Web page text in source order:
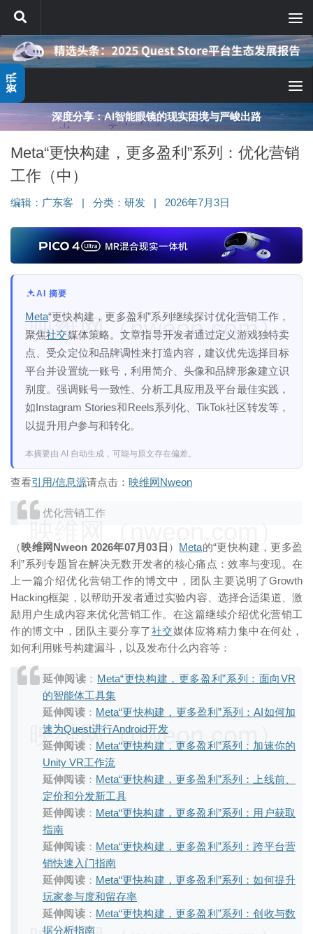
跳至内容
深度分享：AI智能眼镜的现实困境与严峻出路
Meta“更快构建，更多盈利”系列：优化营销
工作（中）
编辑： 广东客 分类： 研发 2026年7月3日
AI 摘要
Meta“更快构建，更多盈利”系列继续探讨优化营销工作，
聚焦社交媒体策略。文章指导开发者通过定义游戏独特卖
点、受众定位和品牌调性来打造内容，建议优先选择目标
平台并设置统一账号，利用简介、头像和品牌形象建立识
别度。强调账号一致性、分析工具应用及平台最佳实践，
如Instagram Stories和Reels系列化、TikTok社区转发等，
以提升用户参与和转化。
本摘要由 AI 自动生成，可能与原文存在偏差。
查看引用/信息源请点击： 映维网Nweon
优化营销工作
（映维网Nweon 2026年07月03日 ） Meta的“更快构建，更多盈
利”系列专题旨在解决无数开发者的核心痛点：效率与变现。在
上一篇介绍优化营销工作的博文中，团队主要说明了Growth
Hacking框架，以帮助开发者通过实验内容、选择合适渠道、激
励用户生成内容来优化营销工作。在这篇继续介绍优化营销工
作的博文中，团队主要分享了社交媒体应将精力集中在何处，
如何利用账号构建漏斗，以及发布什么内容等：
延伸阅读 ： Meta“更快构建，更多盈利”系列：面向VR
的智能体工具集
延伸阅读： Meta“更快构建，更多盈利”系列：AI如何加
速为Quest进行Android开发
延伸阅读： Meta“更快构建，更多盈利”系列：加速你的
Unity VR工作流
延伸阅读： Meta“更快构建，更多盈利”系列：上线前、
定价和分发新工具
延伸阅读： Meta“更快构建，更多盈利”系列：用户获取
指南
延伸阅读： Meta“更快构建，更多盈利”系列：跨平台营
销快速入门指南
延伸阅读： Meta“更快构建，更多盈利”系列：如何提升
玩家参与度和留存率
延伸阅读： Meta“更快构建，更多盈利”系列：创收与数
据分析指南
映维网（nweon.com）
映维网（nweon.com）
资讯